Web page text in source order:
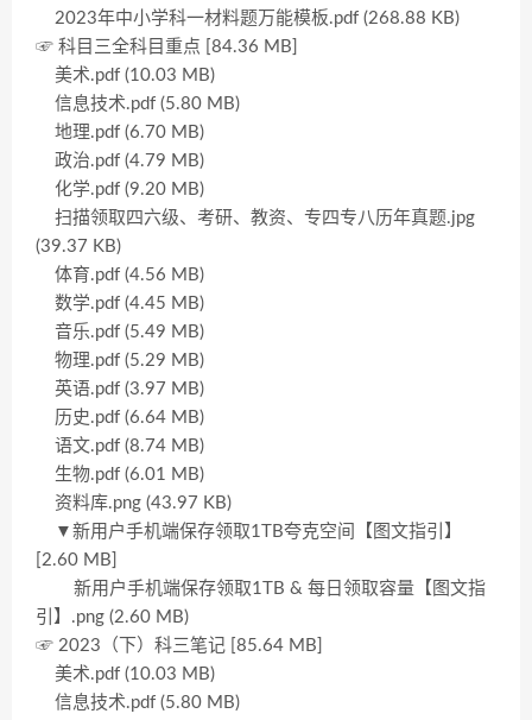
2023年中小学科一材料题万能模板.pdf (268.88 KB)
☞ 科目三全科目重点 [84.36 MB]
美术.pdf (10.03 MB)
信息技术.pdf (5.80 MB)
地理.pdf (6.70 MB)
政治.pdf (4.79 MB)
化学.pdf (9.20 MB)
扫描领取四六级、考研、教资、专四专八历年真题.jpg
(39.37 KB)
体育.pdf (4.56 MB)
数学.pdf (4.45 MB)
音乐.pdf (5.49 MB)
物理.pdf (5.29 MB)
英语.pdf (3.97 MB)
历史.pdf (6.64 MB)
语文.pdf (8.74 MB)
生物.pdf (6.01 MB)
资料库.png (43.97 KB)
▼新用户手机端保存领取1TB夸克空间【图文指引】
[2.60 MB]
新用户手机端保存领取1TB & 每日领取容量【图文指
引】.png (2.60 MB)
☞ 2023（下）科三笔记 [85.64 MB]
美术.pdf (10.03 MB)
信息技术.pdf (5.80 MB)